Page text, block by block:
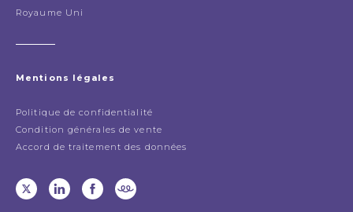
Royaume Uni
Mentions légales
Politique de confidentialité
Condition générales de vente
Accord de traitement des données